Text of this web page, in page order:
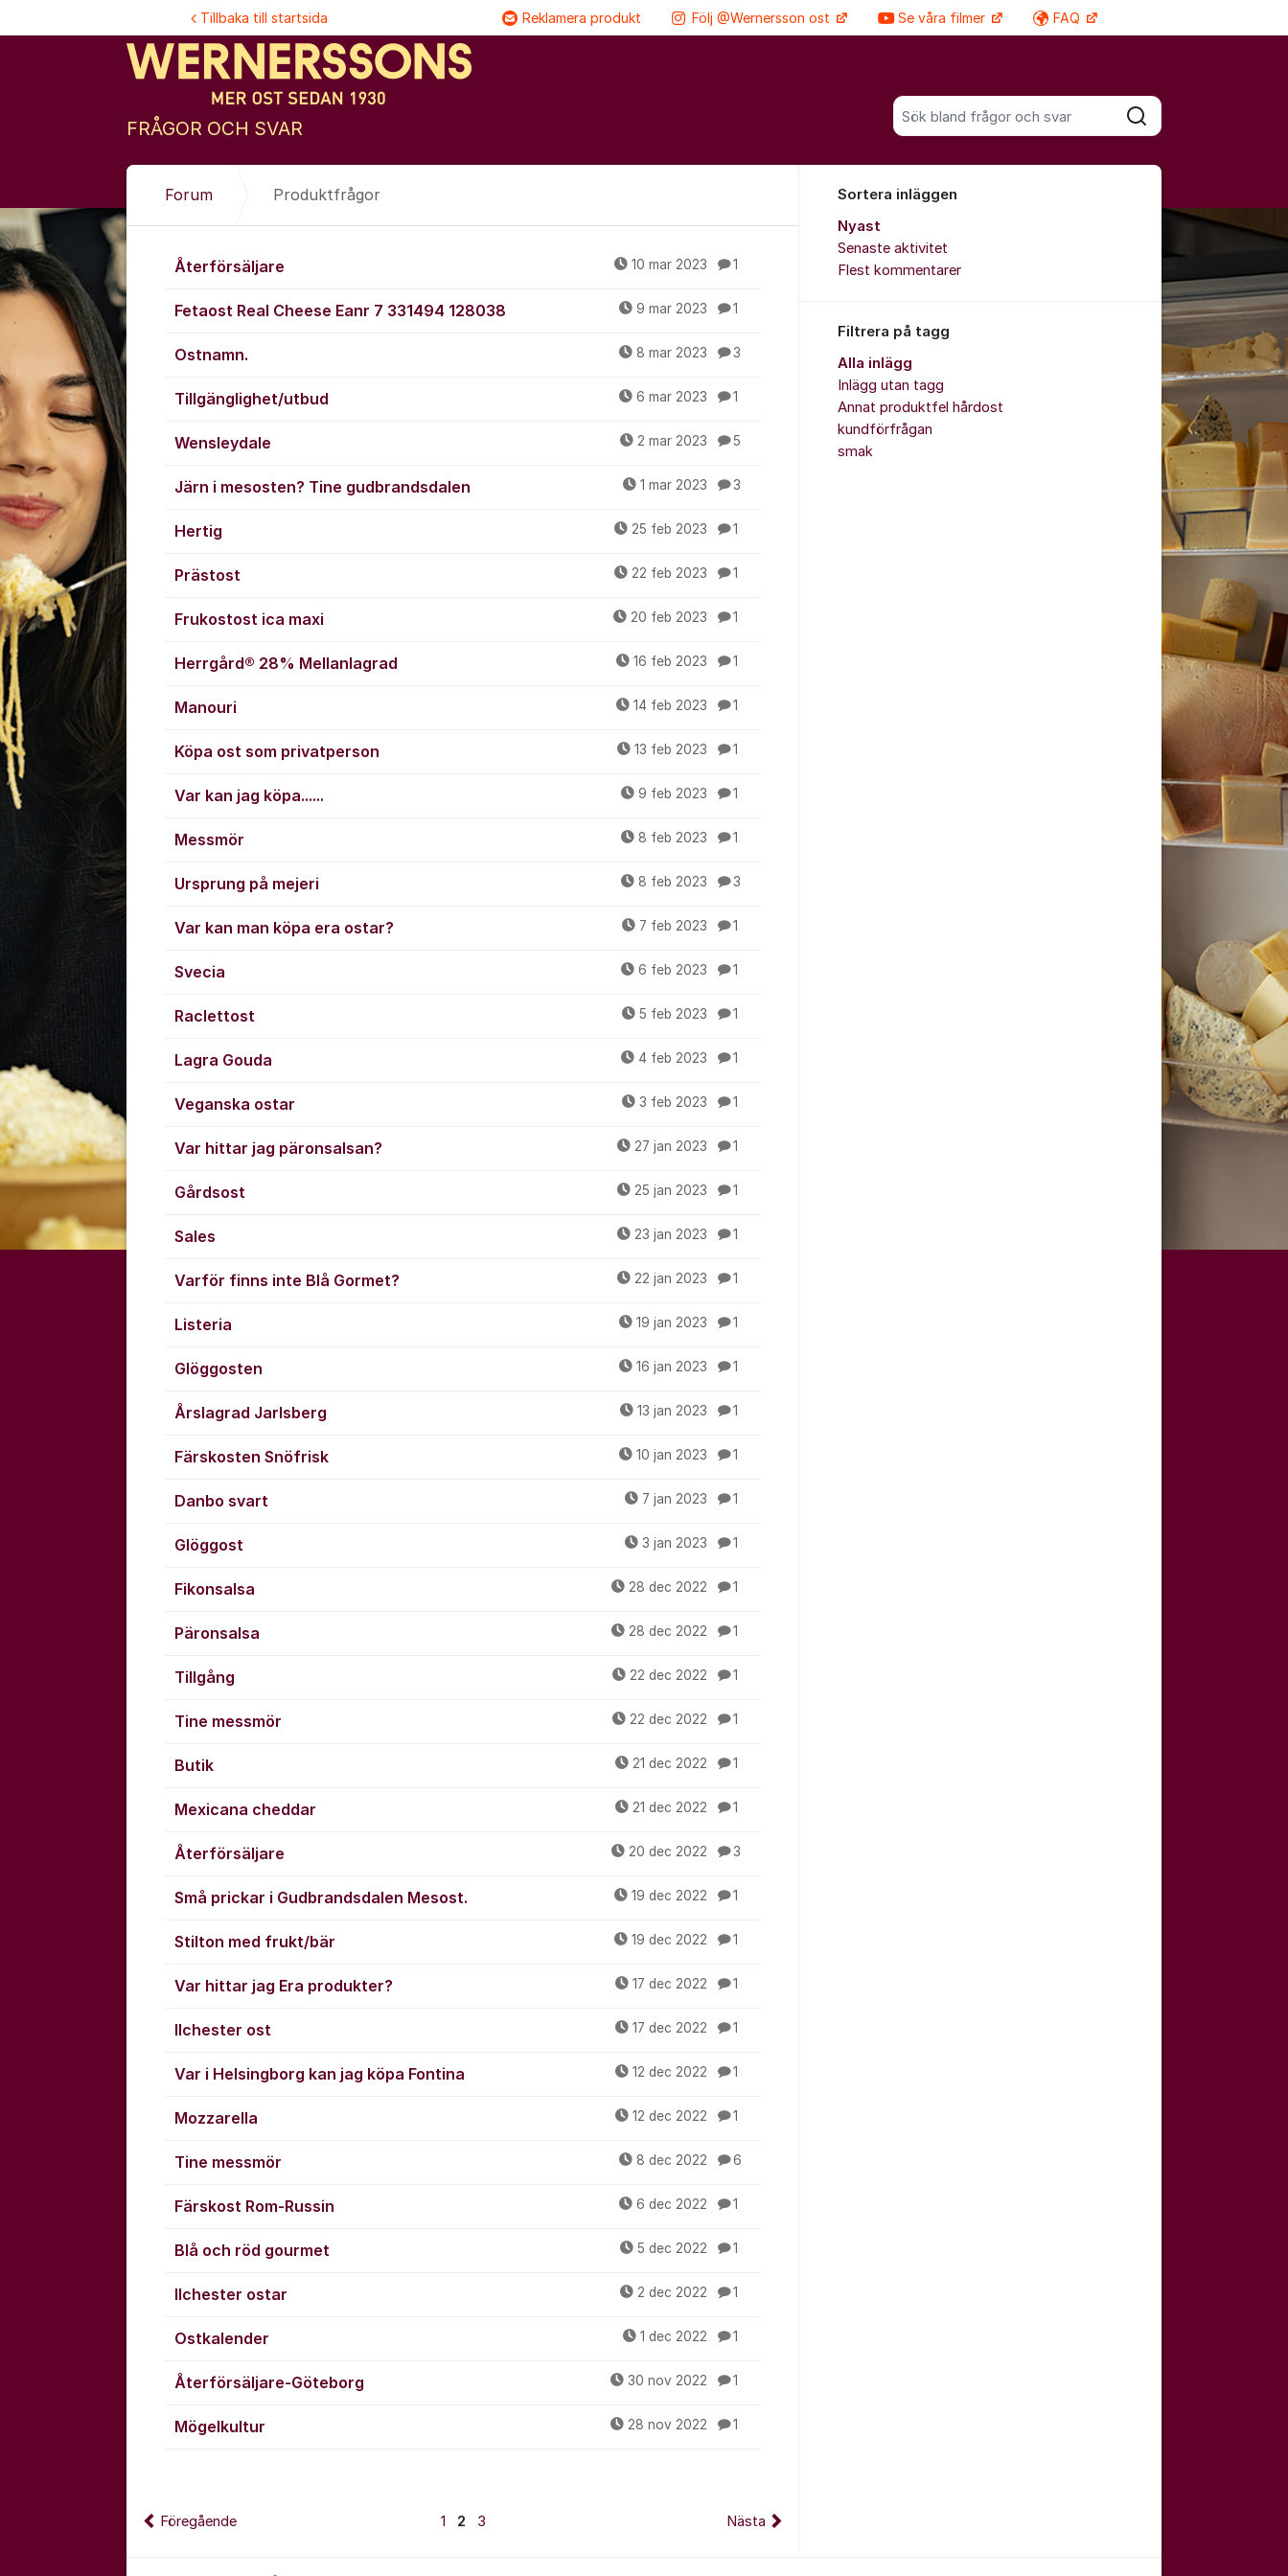
FRÅGOR OCH SVAR
Sök bland alla inlägg
Sök
Tillbaka till startsida Reklamera produkt Följ @Wernersson ost Se våra filmer FAQ Fler supportlänkar
Forum Produktfrågor
Produktfrågor
Återförsäljare 10 mar 2023 1
Fetaost Real Cheese Eanr 7 331494 128038 9 mar 2023 1
Ostnamn. 8 mar 2023 3
Tillgänglighet/utbud 6 mar 2023 1
Wensleydale 2 mar 2023 5
Järn i mesosten? Tine gudbrandsdalen 1 mar 2023 3
Hertig 25 feb 2023 1
Prästost 22 feb 2023 1
Frukostost ica maxi 20 feb 2023 1
Herrgård® 28% Mellanlagrad 16 feb 2023 1
Manouri 14 feb 2023 1
Köpa ost som privatperson 13 feb 2023 1
Var kan jag köpa...... 9 feb 2023 1
Messmör 8 feb 2023 1
Ursprung på mejeri 8 feb 2023 3
Var kan man köpa era ostar? 7 feb 2023 1
Svecia 6 feb 2023 1
Raclettost 5 feb 2023 1
Lagra Gouda 4 feb 2023 1
Veganska ostar 3 feb 2023 1
Var hittar jag päronsalsan? 27 jan 2023 1
Gårdsost 25 jan 2023 1
Sales 23 jan 2023 1
Varför finns inte Blå Gormet? 22 jan 2023 1
Listeria 19 jan 2023 1
Glöggosten 16 jan 2023 1
Årslagrad Jarlsberg 13 jan 2023 1
Färskosten Snöfrisk 10 jan 2023 1
Danbo svart 7 jan 2023 1
Glöggost 3 jan 2023 1
Fikonsalsa 28 dec 2022 1
Päronsalsa 28 dec 2022 1
Tillgång 22 dec 2022 1
Tine messmör 22 dec 2022 1
Butik 21 dec 2022 1
Mexicana cheddar 21 dec 2022 1
Återförsäljare 20 dec 2022 3
Små prickar i Gudbrandsdalen Mesost. 19 dec 2022 1
Stilton med frukt/bär 19 dec 2022 1
Var hittar jag Era produkter? 17 dec 2022 1
Ilchester ost 17 dec 2022 1
Var i Helsingborg kan jag köpa Fontina 12 dec 2022 1
Mozzarella 12 dec 2022 1
Tine messmör 8 dec 2022 6
Färskost Rom-Russin 6 dec 2022 1
Blå och röd gourmet 5 dec 2022 1
Ilchester ostar 2 dec 2022 1
Ostkalender 1 dec 2022 1
Återförsäljare-Göteborg 30 nov 2022 1
Mögelkultur 28 nov 2022 1
Föregående 1 2 3 Nästa
Sortera inläggen
Nyast
Senaste aktivitet
Flest kommentarer
Filtrera på tagg
Alla inlägg
Inlägg utan tagg
Annat produktfel hårdost
kundförfrågan
smak